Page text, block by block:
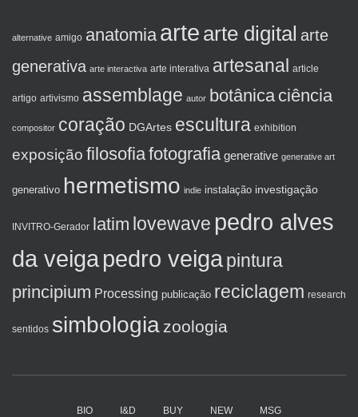
alternative amigo anatomia arte arte digital arte
generativa arte interactiva arte interativa artesanal article
artigo artivismo assemblage autor botânica ciência
compositor coração DGArtes escultura exhibition
exposição filosofiafotografia generative generative art
generativo hermetismo indie instalação investigação
INVITRO-Gerador latim lovewave pedro alves
da veigapedro veigapintura
principium Processing publicação reciclagem research
sentidos simbologiazoologia
BIO I&D BUY NEW MSG